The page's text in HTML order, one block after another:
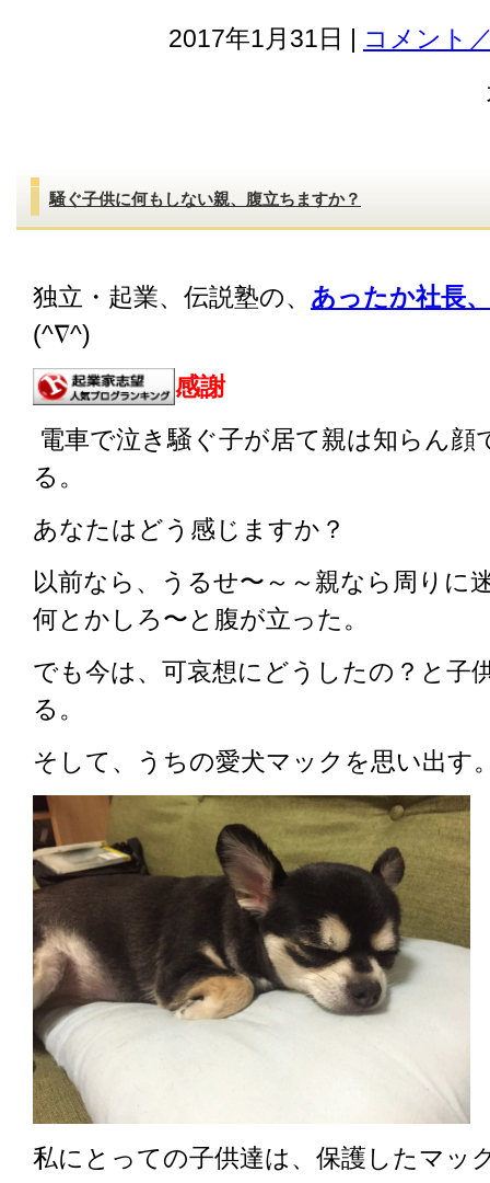
2017年1月31日 | コメント
騒ぐ子供に何もしない親、腹立ちますか？
独立・起業、伝説塾の、 あったか社長
(^∇^)
感謝
電車で泣き騒ぐ子が居て親は知らん顔
る。
あなたはどう感じますか？
以前なら、うるせ〜～～親なら周りに
何とかしろ〜と腹が立った。
でも今は、可哀想にどうしたの？と子
る。
そして、うちの愛犬マックを思い出す
私にとっての子供達は、保護したマッ